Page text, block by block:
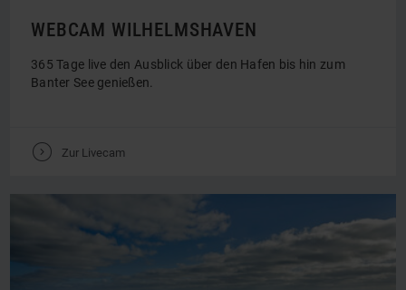
WEBCAM WILHELMSHAVEN
365 Tage live den Ausblick über den Hafen bis hin zum
Banter See genießen.
V Zur Livecam